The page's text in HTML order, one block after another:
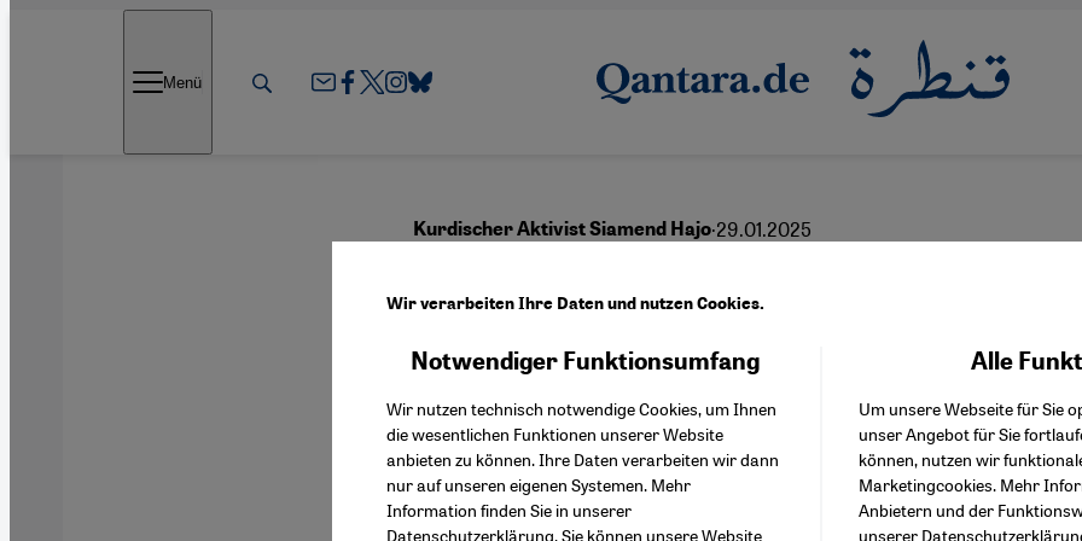
Menü
Kurdischer Aktivist Siamend Hajo·29.01.2025
„Mein Vorschlag: eine Gauck-
Behörde in Damaskus”
Deutsch English عربي
Wir verarbeiten Ihre Daten und nutzen Cookies.
Notwendiger Funktionsumfang
Wir nutzen technisch notwendige Cookies, um Ihnen
die wesentlichen Funktionen unserer Website
anbieten zu können. Ihre Daten verarbeiten wir dann
nur auf unseren eigenen Systemen. Mehr
Information finden Sie in unserer
Datenschutzerklärung. Sie können unsere Website
Alle
Um unsere Webseite für Sie
unser Angebot für Sie
können, nutzen wir
Marketingcookies. Mehr
Anbietern und der
unserer
Facebook Embed /
Twitter Embed
Instagram Embed
Youtube Embed
Google Maps Embed